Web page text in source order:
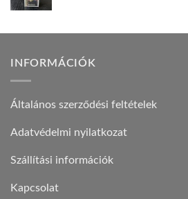
INFORMÁCIÓK
Általános szerződési feltételek
Adatvédelmi nyilatkozat
Szállítási információk
Kapcsolat